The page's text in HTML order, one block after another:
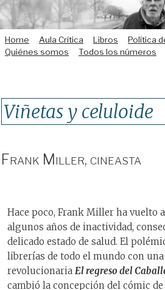
Home Aula Crítica Libros
Política
Quiénes somos
Todos los números
Viñetas y celuloide
Frank Miller, cineasta
Hace poco, Frank Miller ha vuelto
algunos años de inactividad,
delicado estado de salud. El
librerías de todo el mundo con una
revolucionaria El regreso del
cambió la concepción del cómic